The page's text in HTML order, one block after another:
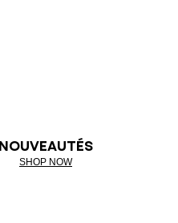
NOUVEAUTÉS
SHOP NOW